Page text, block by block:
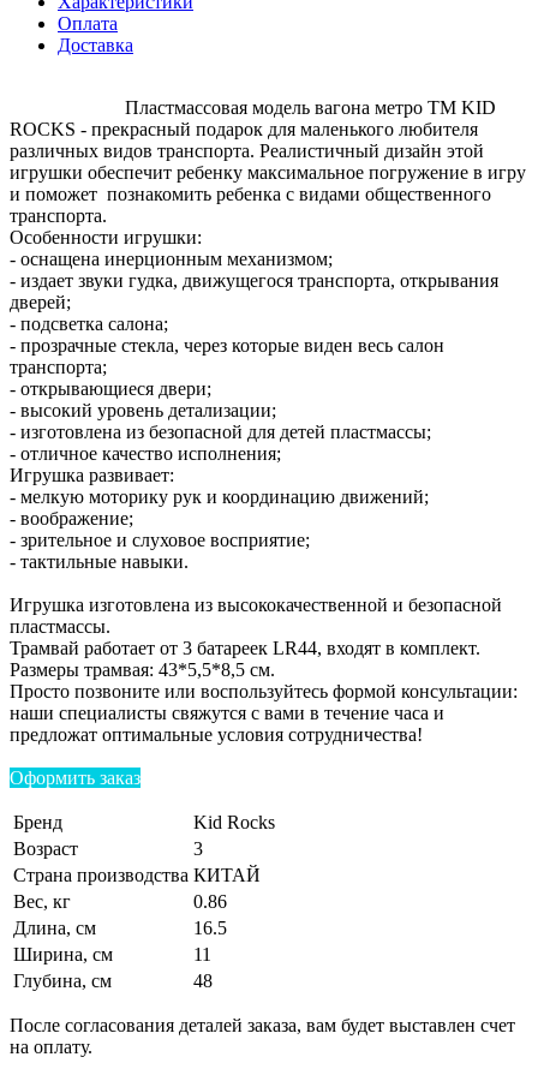
Оплата
Доставка
Пластмассовая модель вагона метро ТМ KID
ROCKS - прекрасный подарок для маленького любителя
различных видов транспорта. Реалистичный дизайн этой
игрушки обеспечит ребенку максимальное погружение в игру
и поможет познакомить ребенка с видами общественного
транспорта.
Особенности игрушки:
- оснащена инерционным механизмом;
- издает звуки гудка, движущегося транспорта, открывания
дверей;
- подсветка салона;
- прозрачные стекла, через которые виден весь салон
- открывающиеся двери;
- высокий уровень детализации;
- изготовлена из безопасной для детей пластмассы;
- отличное качество исполнения;
Игрушка развивает:
- мелкую моторику рук и координацию движений;
- воображение;
- зрительное и слуховое восприятие;
- тактильные навыки.
Игрушка изготовлена из высококачественной и безопасной
пластмассы.
Трамвай работает от 3 батареек LR44, входят в комплект.
Размеры трамвая: 43*5,5*8,5 см.
Просто позвоните или воспользуйтесь формой консультации:
наши специалисты свяжутся с вами в течение часа и
предложат оптимальные условия сотрудничества!
Оформить заказ
Бренд
Kid Rocks
Возраст
3
Страна производства КИТАЙ
Вес, кг
0.86
Длина, см
16.5
Ширина, см
11
Глубина, см
48
После согласования деталей заказа, вам будет выставлен счет
на оплату.